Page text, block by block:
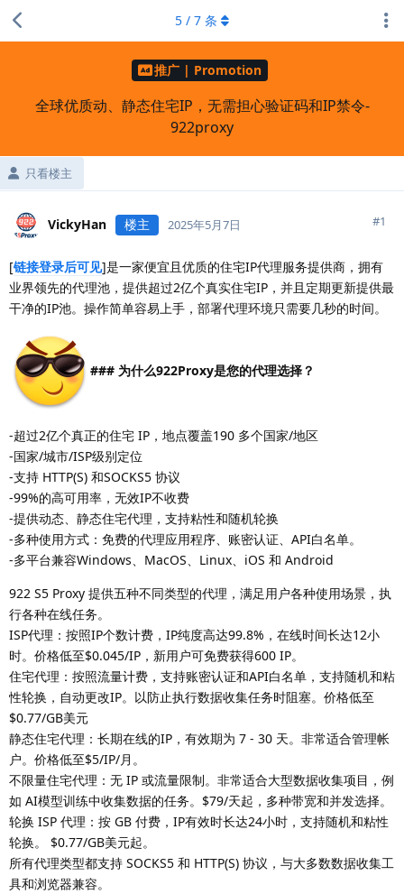
推广 | Promotion
全球优质动、静态住宅IP，无需担心验证码和IP禁令-
922proxy
只看楼主
5 / 7 条
VickyHan 楼主 2025年5月7日 #1
[链接登录后可见]是一家便宜且优质的住宅IP代理服务提供商，拥有
业界领先的代理池，提供超过2亿个真实住宅IP，并且定期更新提供最
干净的IP池。操作简单容易上手，部署代理环境只需要几秒的时间。
### 为什么922Proxy是您的代理选择？
-超过2亿个真正的住宅 IP，地点覆盖190 多个国家/地区
-国家/城市/ISP级别定位
-支持 HTTP(S) 和SOCKS5 协议
-99%的高可用率，无效IP不收费
-提供动态、静态住宅代理，支持粘性和随机轮换
-多种使用方式：免费的代理应用程序、账密认证、API白名单。
-多平台兼容Windows、MacOS、Linux、iOS 和 Android
922 S5 Proxy 提供五种不同类型的代理，满足用户各种使用场景，执
行各种在线任务。
ISP代理：按照IP个数计费，IP纯度高达99.8%，在线时间长达12小
时。价格低至$0.045/IP，新用户可免费获得600 IP。
住宅代理：按照流量计费，支持账密认证和API白名单，支持随机和粘
性轮换，自动更改IP。以防止执行数据收集任务时阻塞。价格低至
$0.77/GB美元
静态住宅代理：长期在线的IP，有效期为 7 - 30 天。非常适合管理帐
户。价格低至$5/IP/月。
不限量住宅代理：无 IP 或流量限制。非常适合大型数据收集项目，例
如 AI模型训练中收集数据的任务。$79/天起，多种带宽和并发选择。
轮换 ISP 代理：按 GB 付费，IP有效时长达24小时，支持随机和粘性
轮换。 $0.77/GB美元起。
所有代理类型都支持 SOCKS5 和 HTTP(S) 协议，与大多数数据收集工
具和浏览器兼容。